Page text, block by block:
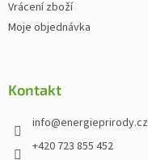
Vrácení zboží
Moje objednávka
Kontakt
info@energieprirody.cz
+420 723 855 452